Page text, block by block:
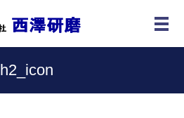
メ
h2_icon